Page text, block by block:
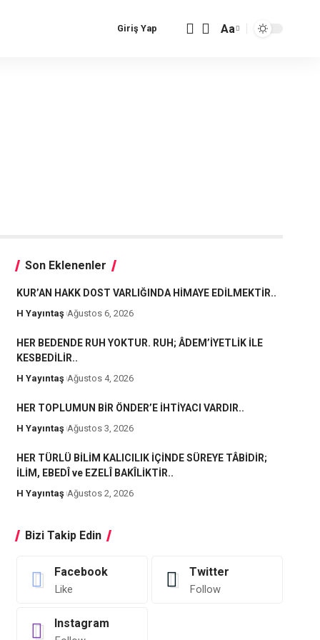
Giriş Yap
Font
Aa
Son Eklenenler
KUR’AN HAKK DOST VARLIĞINDA HİMAYE EDİLMEKTİR..
H Yayıntaş Ağustos 6, 2026
HER BEDENDE RUH YOKTUR. RUH; ÂDEM’İYETLİK İLE
KESBEDİLİR..
H Yayıntaş Ağustos 4, 2026
HER TOPLUMUN BİR ÖNDER’E İHTİYACI VARDIR..
H Yayıntaş Ağustos 3, 2026
HER TÜRLÜ BİLİM KALICILIK İÇİNDE SÜREYE TÂBİDİR;
İLİM, EBEDÎ ve EZELÎ BAKÎLİKTİR..
H Yayıntaş Ağustos 2, 2026
Bizi Takip Edin
Facebook
Like
Twitter
Follow
Instagram